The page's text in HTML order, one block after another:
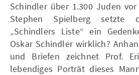
Schindler über 1.300 Juden
Stephen Spielberg setzte
„Schindlers Liste“ ein
Oskar Schindler wirklich?
und Briefen zeichnet Prof.
lebendiges Porträt dieses